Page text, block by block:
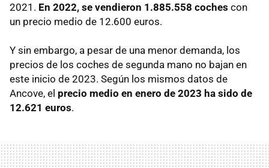
2021. En 2022, se vendieron 1.885.558 coches con
un precio medio de 12.600 euros.
Y sin embargo, a pesar de una menor demanda, los
precios de los coches de segunda mano no bajan en
este inicio de 2023. Según los mismos datos de
Ancove, el precio medio en enero de 2023 ha sido de
12.621 euros.